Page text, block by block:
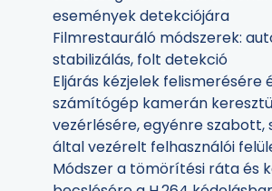
események detekciójára
Filmrestauráló módszerek:
stabilizálás, folt detekció
Eljárás kézjelek felismerésére
számítógép kamerán
vezérlésére, egyénre szabott,
által vezérelt felhasználói
Módszer a tömörítési ráta és